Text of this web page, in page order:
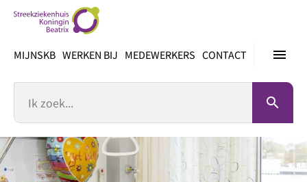
inhoud
menu
MIJNSKB WERKEN BIJ MEDEWERKERS CONTACT
search